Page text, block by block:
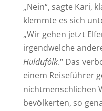
„Nein“, sagte Kari,
klemmte es sich
„Wir gehen jetzt
irgendwelche
Huldufólk.“ Das
einem Reiseführer
nichtmenschlichen
bevölkerten, so